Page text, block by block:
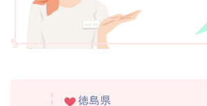
徳島県